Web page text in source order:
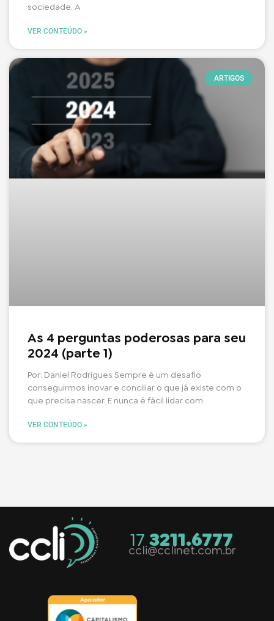
sociedade. A
VER CONTEÚDO »
ARTIGOS
As 4 perguntas poderosas para seu
2024 (parte 1)
Por: Daniel Rodrigues Sempre é um desafio
conseguirmos inovar e conciliar o que já existe com o
que precisa nascer. E nunca é fácil lidar com
VER CONTEÚDO »
173211.6777
ccli@cclinet.com.br